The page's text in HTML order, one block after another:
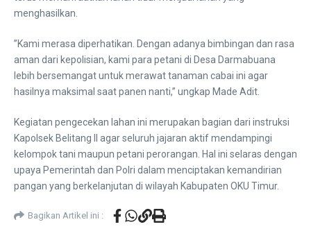
menghasilkan.
​”Kami merasa diperhatikan. Dengan adanya bimbingan dan rasa
aman dari kepolisian, kami para petani di Desa Darmabuana
lebih bersemangat untuk merawat tanaman cabai ini agar
hasilnya maksimal saat panen nanti,” ungkap Made Adit.
​Kegiatan pengecekan lahan ini merupakan bagian dari instruksi
Kapolsek Belitang II agar seluruh jajaran aktif mendampingi
kelompok tani maupun petani perorangan. Hal ini selaras dengan
upaya Pemerintah dan Polri dalam menciptakan kemandirian
pangan yang berkelanjutan di wilayah Kabupaten OKU Timur.
Bagikan Artikel ini :